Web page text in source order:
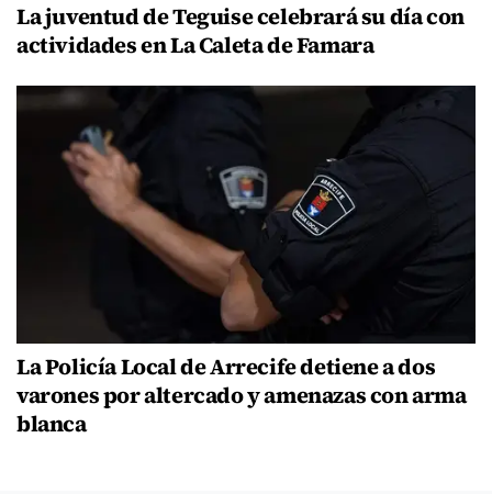
La juventud de Teguise celebrará su día con
actividades en La Caleta de Famara
La Policía Local de Arrecife detiene a dos
varones por altercado y amenazas con arma
blanca